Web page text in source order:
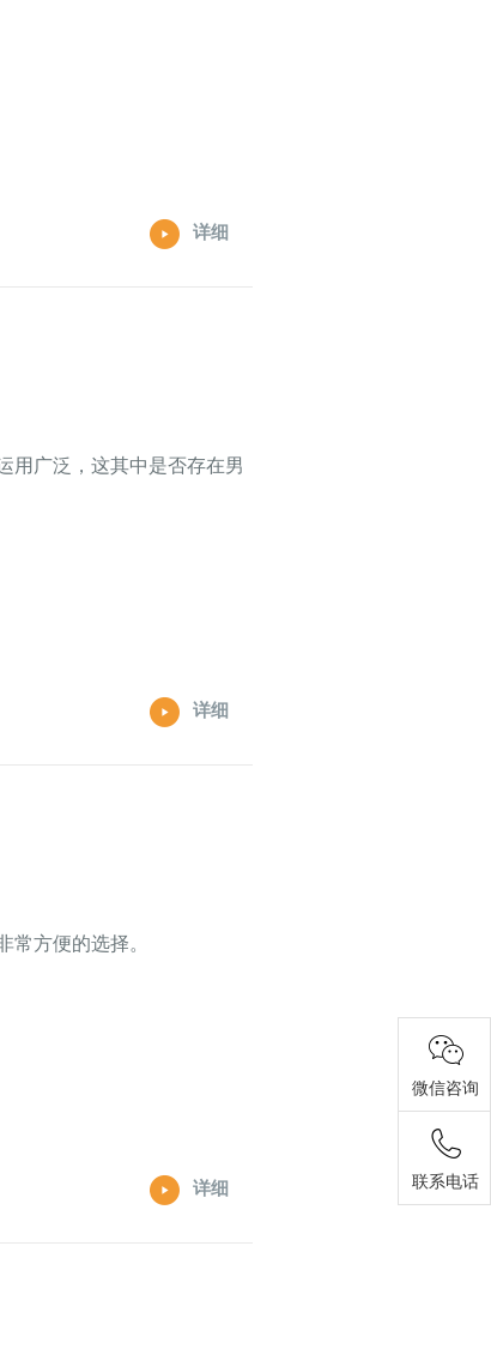
详细
用广泛，这其中是否存在男
详细
方便的选择。
详细
微信咨询
联系电话